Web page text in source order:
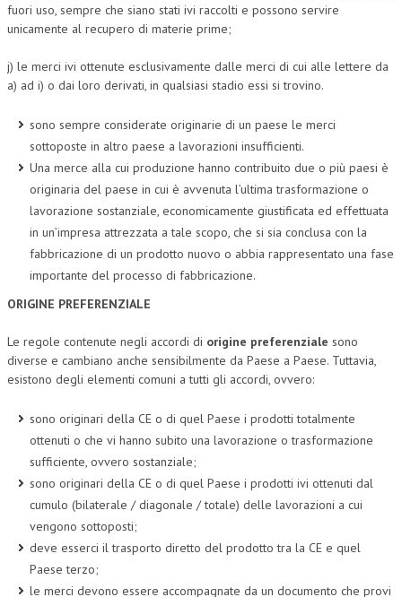
GIURISPRUDENZA
COSTITUZIONALE
TRIBUTARIA
PENALE
ARCHIVIO EVENTI (FINO AL 2022)
BOLLETTINO FINANZIAMENTI
DOCUMENTI
MANUALI E MONOGRAFIE
TESI DI LAUREA
MATERIALE DIDATTICO
fuori uso, sempre che siano stati ivi raccolti e possono servire
unicamente al recupero di materie prime;
j) le merci ivi ottenute esclusivamente dalle merci di cui alle lettere da
a) ad i) o dai loro derivati, in qualsiasi stadio essi si trovino.
sono sempre considerate originarie di un paese le merci
sottoposte in altro paese a lavorazioni insufficienti.
Una merce alla cui produzione hanno contribuito due o più paesi è
originaria del paese in cui è avvenuta l’ultima trasformazione o
lavorazione sostanziale, economicamente giustificata ed effettuata
in un’impresa attrezzata a tale scopo, che si sia conclusa con la
fabbricazione di un prodotto nuovo o abbia rappresentato una fase
importante del processo di fabbricazione.
ORIGINE PREFERENZIALE
Le regole contenute negli accordi di origine preferenziale sono
diverse e cambiano anche sensibilmente da Paese a Paese. Tuttavia,
esistono degli elementi comuni a tutti gli accordi, ovvero:
sono originari della CE o di quel Paese i prodotti totalmente
ottenuti o che vi hanno subito una lavorazione o trasformazione
sufficiente, ovvero sostanziale;
sono originari della CE o di quel Paese i prodotti ivi ottenuti dal
cumulo (bilaterale / diagonale / totale) delle lavorazioni a cui
vengono sottoposti;
deve esserci il trasporto diretto del prodotto tra la CE e quel
Paese terzo;
le merci devono essere accompagnate da un documento che provi